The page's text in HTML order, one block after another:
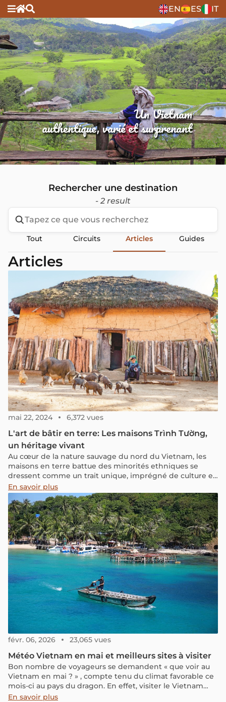
EN ES IT
Un Vietnam
authentique, varié et surprenant
Rechercher une destination
- 2 result
Tout Circuits Articles Guides
Articles
mai 22, 2024 6,372 vues
L'art de bâtir en terre: Les maisons Trình Tường,
un héritage vivant
Au cœur de la nature sauvage du nord du Vietnam, les
maisons en terre battue des minorités ethniques se
dressent comme un trait unique, imprégné de culture et
d'architecture traditionnelle. Venez avec nous explorer la
beauté rustique et simple, mais néanmoins raffinée, de
ces maisons, pour mieux comprendre la vie et la culture
des communautés ethniques du Vietnam.
En savoir plus
févr. 06, 2026 23,065 vues
Météo Vietnam en mai et meilleurs sites à visiter
Bon nombre de voyageurs se demandent « que voir au
Vietnam en mai ? » , compte tenu du climat favorable ce
mois-ci au pays du dragon. En effet, visiter le Vietnam
tranquillement avant qu’arrive la canicule estivale
En savoir plus